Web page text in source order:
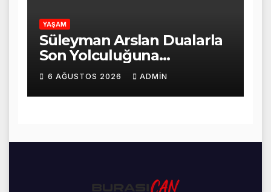
YAŞAM
Süleyman Arslan Dualarla
Son Yolculuğuna
Uğurlandı
6 AĞUSTOS 2026 ADMIN